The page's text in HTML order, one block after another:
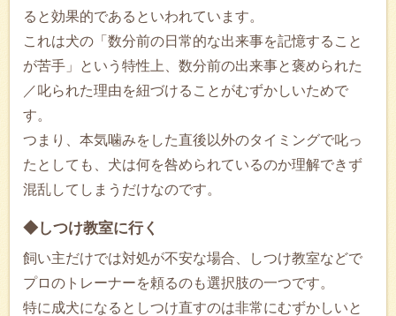
ると効果的であるといわれています。
これは犬の「数分前の日常的な出来事を記憶すること
が苦手」という特性上、数分前の出来事と褒められた
／叱られた理由を紐づけることがむずかしいためで
す。
つまり、本気噛みをした直後以外のタイミングで叱っ
たとしても、犬は何を咎められているのか理解できず
混乱してしまうだけなのです。
◆しつけ教室に行く
飼い主だけでは対処が不安な場合、しつけ教室などで
プロのトレーナーを頼るのも選択肢の一つです。
特に成犬になるとしつけ直すのは非常にむずかしいと